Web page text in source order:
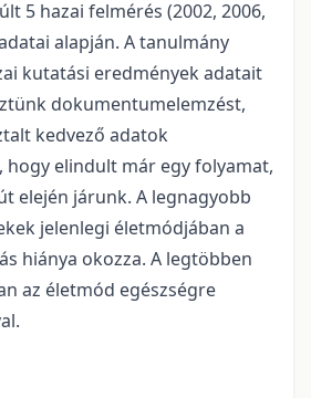
5 hazai felmérés (2002, 2006,
alapján. A tanulmány
kutatási eredmények adatait
dokumentumelemzést,
kedvező adatok
hogy elindult már egy folyamat,
elején járunk. A legnagyobb
jelenlegi életmódjában a
hiánya okozza. A legtöbben
az életmód egészségre